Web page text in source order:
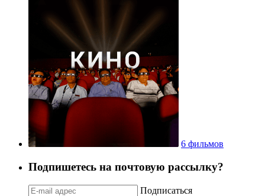
6 фильмов
Подпишетесь на почтовую рассылку?
Подписаться